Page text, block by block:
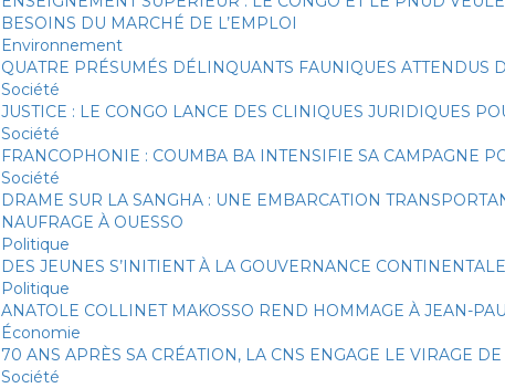
BESOINS DU MARCHÉ DE L’EMPLOI
Environnement
QUATRE PRÉSUMÉS DÉLINQUANTS FAUNIQUES ATTENDUS
Société
JUSTICE : LE CONGO LANCE DES CLINIQUES JURIDIQUES
Société
FRANCOPHONIE : COUMBA BA INTENSIFIE SA CAMPAGNE
Société
DRAME SUR LA SANGHA : UNE EMBARCATION
NAUFRAGE À OUESSO
Politique
DES JEUNES S’INITIENT À LA GOUVERNANCE
Politique
ANATOLE COLLINET MAKOSSO REND HOMMAGE À JEAN-
Économie
70 ANS APRÈS SA CRÉATION, LA CNS ENGAGE LE VIRAGE
Société